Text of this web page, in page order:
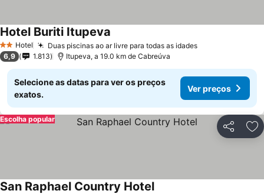
2 Estrelas
Hotel Duas piscinas ao ar livre para todas as idades
Hotel Buriti Itupeva
6,9 1.813 Itupeva, a 19.0 km de Cabreúva
Selecione as datas para ver os preços
exatos.
Ver preços
Partilhar
Escolha popular
San Raphael Country Hotel